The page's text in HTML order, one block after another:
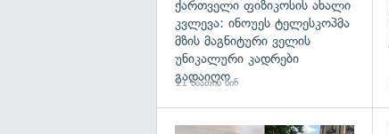
ქართველი ფიზიკოსის ახალი
კვლევა: ინოუეს ტელესკოპმა
მზის მაგნიტური ველის
უნიკალური კადრები
გადაიღო
11 საათის წინ